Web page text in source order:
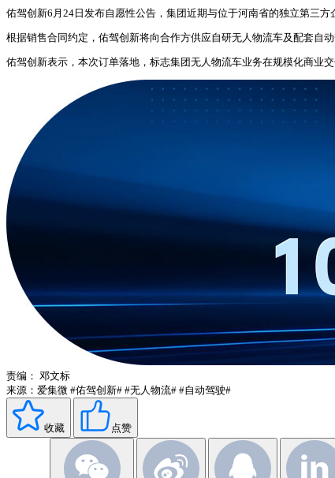
佑驾创新6月24日发布自愿性公告，集团近期与位于河南省的独立第三方
根据销售合同约定，佑驾创新将向合作方供应自研无人物流车及配套自
佑驾创新表示，本次订单落地，标志集团无人物流车业务在规模化商业
责编： 邓文标
来源：爱集微 #佑驾创新# #无人物流# #自动驾驶#
收藏 点赞